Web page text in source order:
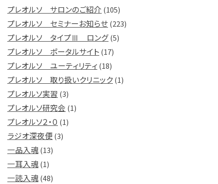
プレオルソ サロンのご紹介 (105)
プレオルソ セミナーお知らせ(223)
プレオルソ タイプⅢ ロング(5)
プレオルソ ポータルサイト(17)
プレオルソ ユーティリティ(18)
プレオルソ 取り扱いクリニック(1)
プレオルソ実習 (3)
プレオルソ研究会 (1)
プレオルソ２・０ (1)
ラジオ深夜便(3)
一品入魂(13)
一耳入魂(1)
一読入魂(48)